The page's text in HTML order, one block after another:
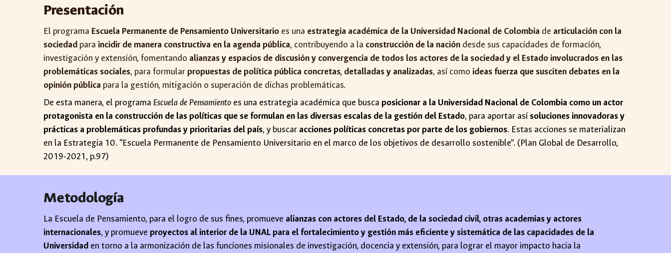
Presentación
El programa Escuela Permanente de Pensamiento Universitario es una estrategia académica de la Universidad Nacional de Colombia de articulación con la
sociedad para incidir de manera constructiva en la agenda pública, contribuyendo a la construcción de la nación desde sus capacidades de formación,
investigación y extensión, fomentando alianzas y espacios de discusión y convergencia de todos los actores de la sociedad y el Estado involucrados en las
problemáticas sociales, para formular propuestas de política pública concretas, detalladas y analizadas, así comoideas fuerza que susciten debates en la
opinión pública para la gestión, mitigación o superación de dichas problemáticas.
De esta manera, el programa Escuela de Pensamiento es una estrategia académica que busca posicionar a la Universidad Nacional de Colombia como un actor
protagonista en la construcción de las políticas que se formulan en las diversas escalas de la gestión del Estado, para aportar asísoluciones innovadoras y
prácticas a problemáticas profundas y prioritarias del país, y buscar acciones políticas concretas por parte de los gobiernos. Estas acciones se materializan
en la Estrategia 10. “Escuela Permanente de Pensamiento Universitario en el marco de los objetivos de desarrollo sostenible”. (Plan Global de Desarrollo,
2019-2021, p.97)
Metodología
La Escuela de Pensamiento, para el logro de sus fines, promueve alianzas con actores del Estado, de la sociedad civil, otras academias y actores
internacionales, y promueve proyectos al interior de la UNAL para el fortalecimiento y gestión más eficiente y sistemática de las capacidades de la
Universidad en torno a la armonización de las funciones misionales de investigación, docencia y extensión, para lograr el mayor impacto hacia la